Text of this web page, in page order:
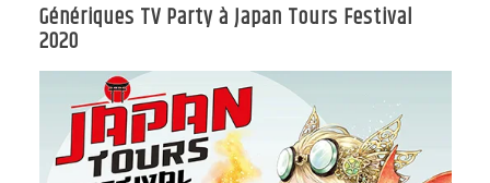
Génériques TV Party à Japan Tours Festival
2020